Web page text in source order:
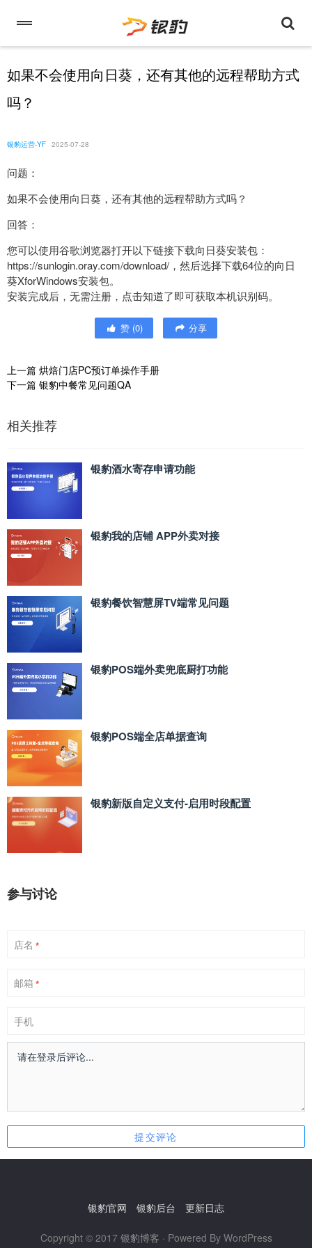
如果不会使用向日葵，还有其他的远程帮助方式
吗？
银豹运营-YF 2025-07-28
问题：
如果不会使用向日葵，还有其他的远程帮助方式吗？
回答：
您可以使用谷歌浏览器打开以下链接下载向日葵安装包：
https://sunlogin.oray.com/download/，然后选择下载64位的向日
葵XforWindows安装包。
安装完成后，无需注册，点击知道了即可获取本机识别码。
赞 (0) 分享
上一篇 烘焙门店PC预订单操作手册
下一篇 银豹中餐常见问题QA
相关推荐
银豹酒水寄存申请功能
银豹我的店铺 APP外卖对接
银豹餐饮智慧屏TV端常见问题
银豹POS端外卖兜底厨打功能
银豹POS端全店单据查询
银豹新版自定义支付‑启用时段配置
参与讨论
店名 *
邮箱 *
手机
银豹官网 银豹后台 更新日志
Copyright © 2017 银豹博客 · Powered By WordPress